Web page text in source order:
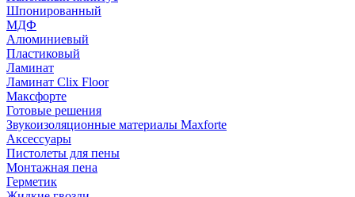
Шпонированный
МДФ
Алюминиевый
Пластиковый
Ламинат
Ламинат Clix Floor
Максфорте
Готовые решения
Звукоизоляционные материалы Maxforte
Аксессуары
Пистолеты для пены
Монтажная пена
Герметик